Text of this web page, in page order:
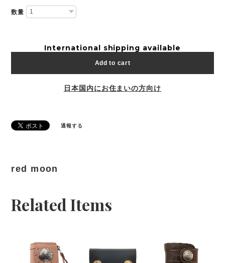
数量
International shipping available
Add to cart
日本国内にお住まいの方向け
通報する
red moon
Related Items